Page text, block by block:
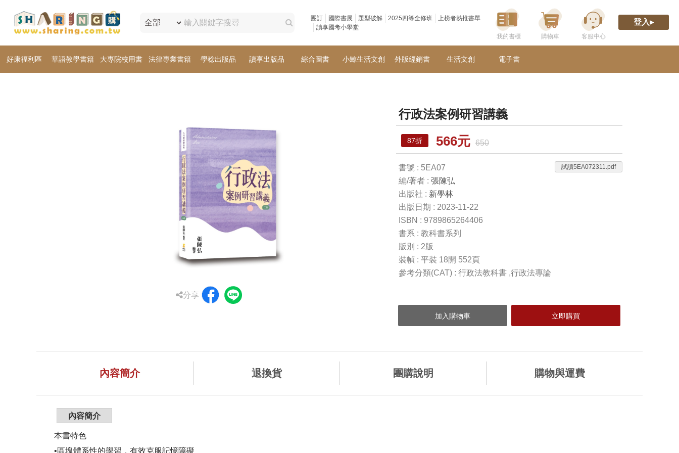
團訂 國際書展 題型破解 2025四等全修班
上榜者熱推書單
讀享國考小學堂
登入▸
好康福利區 華語教學書籍 大專院校用書 法律專業書籍 學稔出版品 讀享出版品 綜合圖書 小鯨生活文創 外版經銷書 生活文創 電子書
分享
行政法案例研習講義
87折 566元 650
書號 : 5EA07
編/著者 : 張陳弘
出版社 : 新學林
出版日期 : 2023-11-22
ISBN : 9789865264406
書系 : 教科書系列
版別 : 2版
裝幀 : 平裝 18開 552頁
參考分類(CAT) : 行政法教科書 ,行政法專論
試讀5EA072311.pdf
內容簡介 退換貨 團購說明 購物與運費
內容簡介
本書特色
•區塊體系性的學習，有效克服記憶障礙